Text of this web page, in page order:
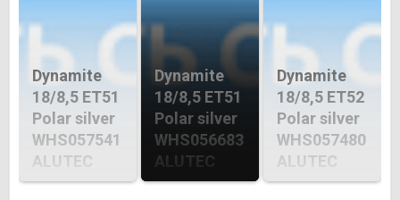
Dynamite
18/8,5 ET51
Polar silver
WHS057541
ALUTEC
Dynamite
18/8,5 ET51
Polar silver
WHS056683
ALUTEC
Dynamite
18/8,5 ET52
Polar silver
WHS057480
ALUTEC